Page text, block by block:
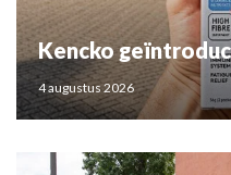
Kencko
4 augustus 2026